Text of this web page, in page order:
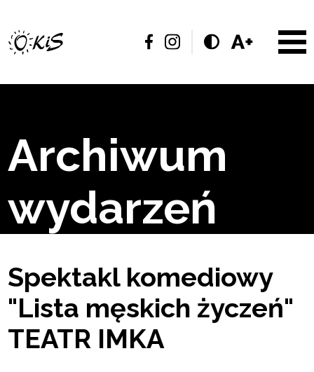
Archiwum
wydarzeń
Spektakl komediowy
"Lista męskich życzeń"
TEATR IMKA